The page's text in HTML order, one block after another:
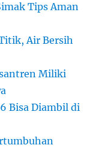
Tips Aman
Air Bersih
Miliki
Bisa Diambil di